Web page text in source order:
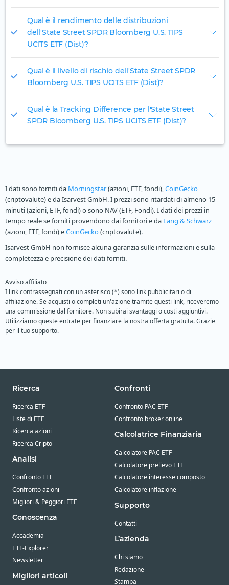
Qual è il rendimento delle distribuzioni
dell'State Street SPDR Bloomberg U.S. TIPS
UCITS ETF (Dist)?
Qual è il livello di rischio dell'State Street SPDR
Bloomberg U.S. TIPS UCITS ETF (Dist)?
Qual è la Tracking Difference per l'State Street
SPDR Bloomberg U.S. TIPS UCITS ETF (Dist)?
I dati sono forniti da Morningstar(azioni, ETF, fondi),CoinGecko
(criptovalute) e da Isarvest GmbH. I prezzi sono ritardati di almeno 15
minuti (azioni, ETF, fondi) o sono NAV (ETF, Fondi). I dati dei prezzi in
tempo reale se forniti provendono dai fornitori e da Lang & Schwarz
(azioni, ETF, fondi) eCoinGecko(criptovalute).
Isarvest GmbH non fornisce alcuna garanzia sulle informazioni e sulla
completezza e precisione dei dati forniti.
Avviso affiliato
I link contrassegnati con un asterisco (*) sono link pubblicitari o di
affiliazione. Se acquisti o completi un'azione tramite questi link, riceveremo
una commissione dal fornitore. Non subirai svantaggi o costi aggiuntivi.
Utilizziamo queste entrate per finanziare la nostra offerta gratuita. Grazie
per il tuo supporto.
Ricerca
Ricerca ETF
Liste di ETF
Ricerca azioni
Ricerca Cripto
Analisi
Confronto ETF
Confronto azioni
Migliori & Peggiori ETF
Conoscenza
Accademia
ETF-Explorer
Newsletter
Migliori articoli
Confronti
Confronto PAC ETF
Confronto broker online
Calcolatrice Finanziaria
Calcolatore PAC ETF
Calcolatore prelievo ETF
Calcolatore interesse composto
Calcolatore inflazione
Supporto
Contatti
L’azienda
Chi siamo
Redazione
Stampa